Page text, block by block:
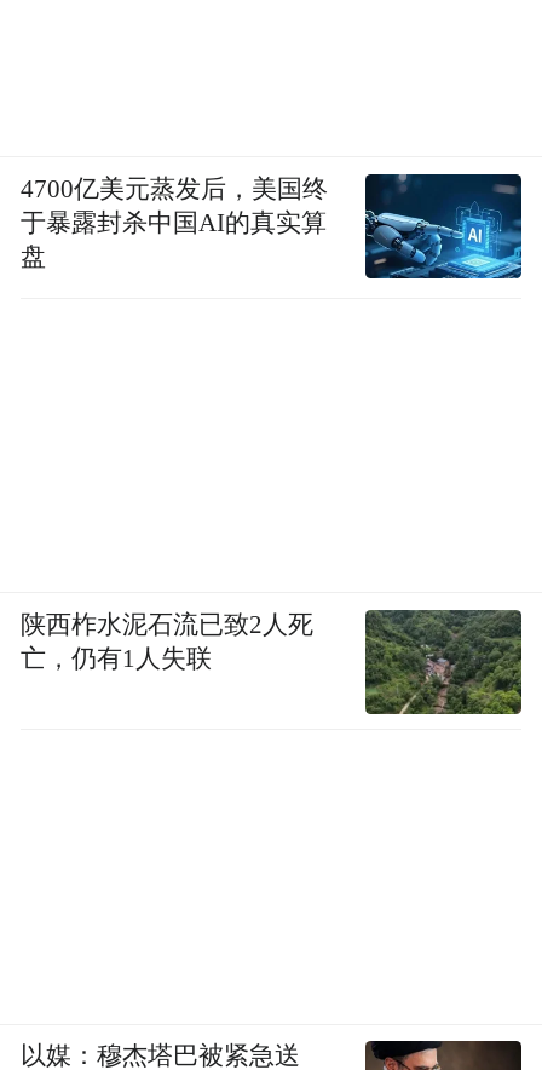
4700亿美元蒸发后，美国终
于暴露封杀中国AI的真实算
盘
陕西柞水泥石流已致2人死
亡，仍有1人失联
以媒：穆杰塔巴被紧急送